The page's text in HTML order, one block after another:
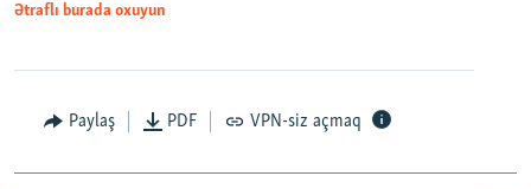
Ətraflı burada oxuyun
Paylaş PDF VPN-siz açmaq